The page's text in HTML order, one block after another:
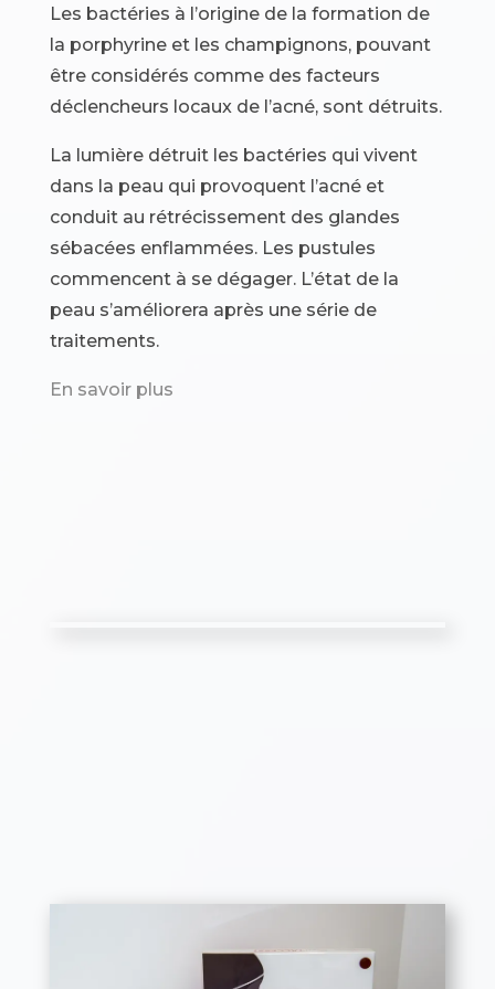
Les bactéries à l’origine de la formation de
la porphyrine et les champignons, pouvant
être considérés comme des facteurs
déclencheurs locaux de l’acné, sont détruits.
La lumière détruit les bactéries qui vivent
dans la peau qui provoquent l’acné et
conduit au rétrécissement des glandes
sébacées enflammées. Les pustules
commencent à se dégager. L’état de la
peau s’améliorera après une série de
traitements.
En savoir plus